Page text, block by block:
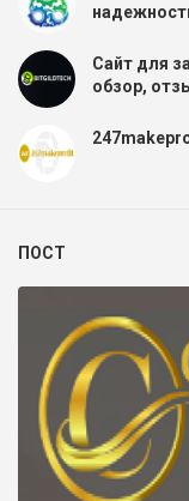
Сайт для
обзор,
ПОСТ